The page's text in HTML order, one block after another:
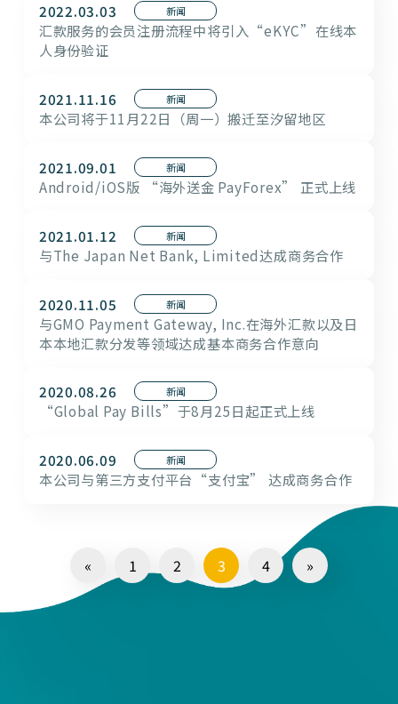
2022.03.03 新闻
汇款服务的会员注册流程中将引入“eKYC”在线本
人身份验证
2021.11.16 新闻
本公司将于11月22日（周一）搬迁至汐留地区
2021.09.01 新闻
Android/iOS版 “海外送金 PayForex” 正式上线
2021.01.12 新闻
与The Japan Net Bank, Limited达成商务合作
2020.11.05 新闻
与GMO Payment Gateway, Inc.在海外汇款以及日
本本地汇款分发等领域达成基本商务合作意向
2020.08.26 新闻
“Global Pay Bills”于8月25日起正式上线
2020.06.09 新闻
本公司与第三方支付平台“支付宝” 达成商务合作
«前一项 1 2 3 4 »后一项